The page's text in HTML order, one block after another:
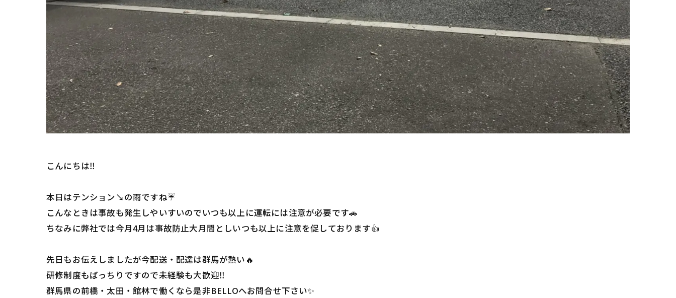
こんにちは‼️
本日はテンション↘️の雨ですね☔️
こんなときは事故も発生しやいすいのでいつも以上に運転には注意が必要です🚗
ちなみに弊社では今月4月は事故防止大月間としいつも以上に注意を促しております👍
先日もお伝えしましたが今配送・配達は群馬が熱い🔥
研修制度もばっちりですので未経験も大歓迎‼️
群馬県の前橋・太田・館林で働くなら是非BELLOへお問合せ下さい✨